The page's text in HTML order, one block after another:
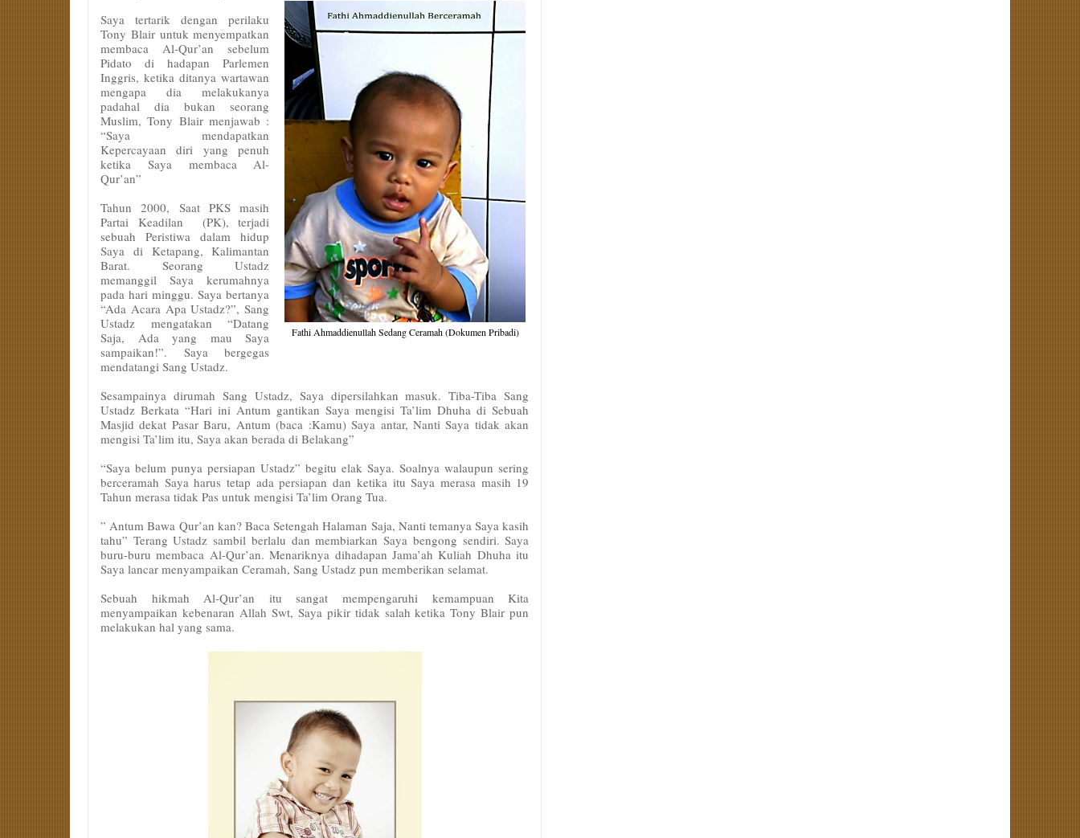
Fathi Ahmaddienullah Sedang Ceramah (Dokumen Pribadi)
Saya tertarik dengan perilaku
Tony Blair untuk menyempatkan
membaca Al-Qur’an sebelum
Pidato di hadapan Parlemen
Inggris, ketika ditanya wartawan
mengapa dia melakukanya
padahal dia bukan seorang
Muslim, Tony Blair menjawab :
“Saya mendapatkan
Kepercayaan diri yang penuh
ketika Saya membaca Al-
Qur’an”
Tahun 2000, Saat PKS masih
Partai Keadilan (PK), terjadi
sebuah Peristiwa dalam hidup
Saya di Ketapang, Kalimantan
Barat. Seorang Ustadz
memanggil Saya kerumahnya
pada hari minggu. Saya bertanya
“Ada Acara Apa Ustadz?”, Sang
Ustadz mengatakan “Datang
Saja, Ada yang mau Saya
sampaikan!”. Saya bergegas
mendatangi Sang Ustadz.
Sesampainya dirumah Sang Ustadz, Saya dipersilahkan masuk. Tiba-Tiba Sang
Ustadz Berkata “Hari ini Antum gantikan Saya mengisi Ta’lim Dhuha di Sebuah
Masjid dekat Pasar Baru, Antum (baca :Kamu) Saya antar, Nanti Saya tidak akan
mengisi Ta’lim itu, Saya akan berada di Belakang”
“Saya belum punya persiapan Ustadz” begitu elak Saya. Soalnya walaupun sering
berceramah Saya harus tetap ada persiapan dan ketika itu Saya merasa masih 19
Tahun merasa tidak Pas untuk mengisi Ta’lim Orang Tua.
” Antum Bawa Qur’an kan? Baca Setengah Halaman Saja, Nanti temanya Saya kasih
tahu” Terang Ustadz sambil berlalu dan membiarkan Saya bengong sendiri. Saya
buru-buru membaca Al-Qur’an. Menariknya dihadapan Jama’ah Kuliah Dhuha itu
Saya lancar menyampaikan Ceramah, Sang Ustadz pun memberikan selamat.
Sebuah hikmah Al-Qur’an itu sangat mempengaruhi kemampuan Kita
menyampaikan kebenaran Allah Swt, Saya pikir tidak salah ketika Tony Blair pun
melakukan hal yang sama.